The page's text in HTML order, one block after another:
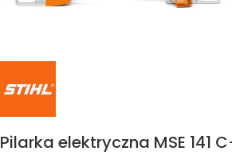
Pilarka elektryczna MSE 141